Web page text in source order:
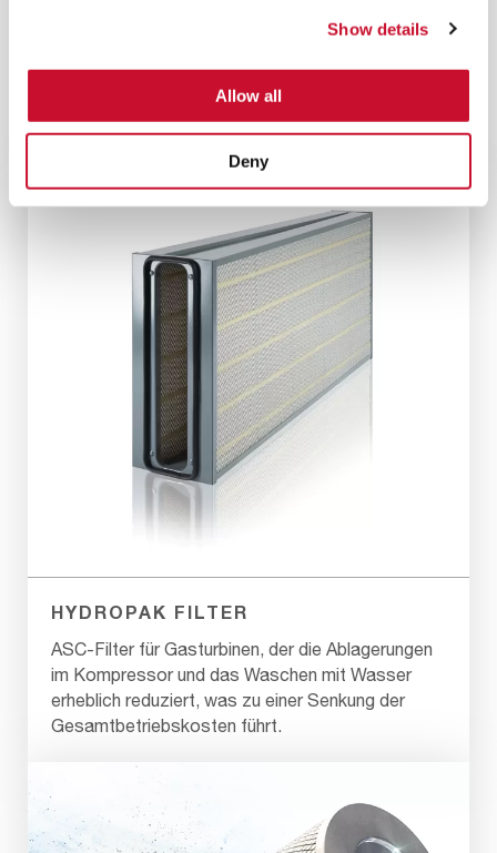
Show details
Allow all
Deny
Der ultimative Schutz für Ihre Gasturbine, der eine
zuverlässige und hohe Leistung in
HYDROPAK FILTER
ASC-Filter für Gasturbinen, der die Ablagerungen
im Kompressor und das Waschen mit Wasser
erheblich reduziert, was zu einer Senkung der
Gesamtbetriebskosten führt.